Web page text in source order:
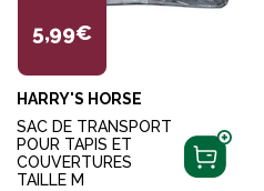
5,99€
HARRY'S HORSE
SAC DE TRANSPORT
POUR TAPIS ET
COUVERTURES
TAILLE M